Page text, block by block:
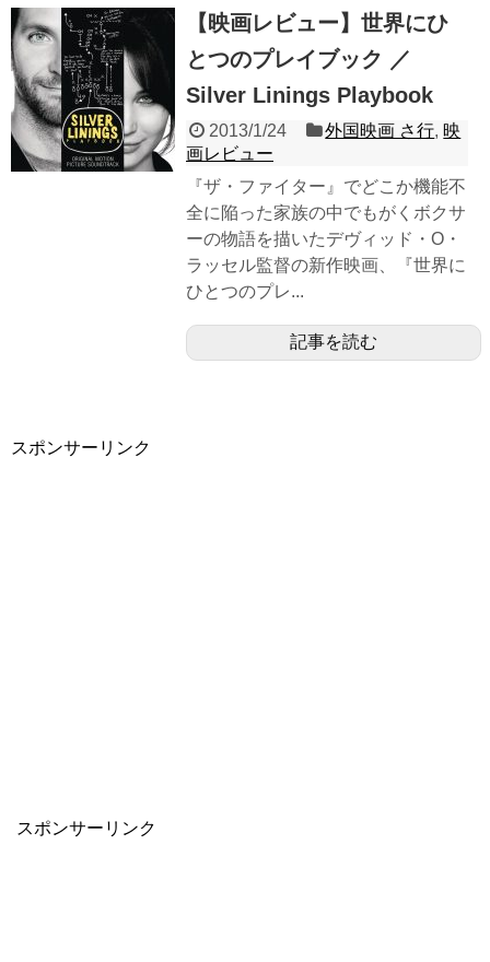
【映画レビュー】世界にひ
とつのプレイブック ／
Silver Linings Playbook
2013/1/24 外国映画 さ行, 映
画レビュー
『ザ・ファイター』でどこか機能不
全に陥った家族の中でもがくボクサ
ーの物語を描いたデヴィッド・O・
ラッセル監督の新作映画、『世界に
ひとつのプレ...
記事を読む
スポンサーリンク
スポンサーリンク